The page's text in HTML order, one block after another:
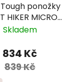
ponožky
HIKER MICRO
Lightweight
hnědá
Skladem
834 Kč
839 Kč